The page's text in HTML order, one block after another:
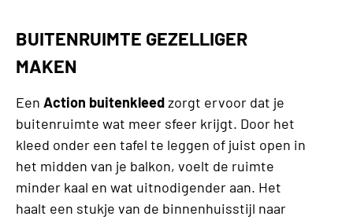
BUITENRUIMTE GEZELLIGER
MAKEN
Een Action buitenkleedzorgt ervoor dat je
buitenruimte wat meer sfeer krijgt. Door het
kleed onder een tafel te leggen of juist open in
het midden van je balkon, voelt de ruimte
minder kaal en wat uitnodigender aan. Het
haalt een stukje van de binnenhuisstijl naar